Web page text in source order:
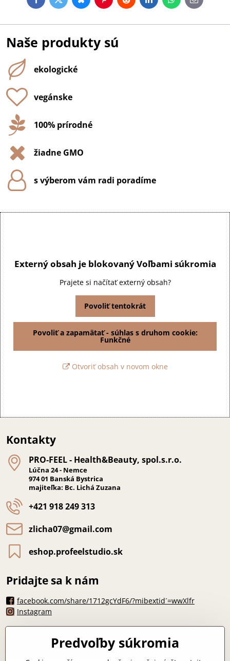
FacebookTwitterBlueskyPinterestRedditLinkedInWhatsApp
E-
mail
Naše produkty sú
ekologické
vegánske
100% prírodné
žiadne GMO
s výberom vám radi poradíme
Externý obsah je blokovaný Voľbami súkromia
Prajete si načítať externý obsah?
Povoliť tentokrát
Povoliť a zapamätať - súhlas s druhom cookie:
Funkčné
Otvoriť obsah v novom okne
Kontakty
PRO-FEEL - Health&Beauty, spol​.s​.r​.o​.
Lúčna 24 - Nemce
974 01 Banská Bystrica
majiteľka: Bc. Lichá Zuzana
+421 918 249 313
zlicha07​@gmail​.com
eshop​.profeelstudio​.sk
Pridajte sa k nám
facebook.com/share/1712gcYdF6/?mibextid´=wwXlfr
Instagram
Máte otázku?
Predvoľby súkromia